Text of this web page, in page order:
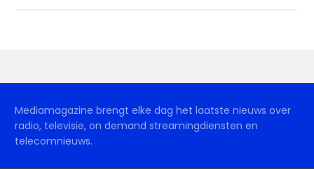
Mediamagazine brengt elke dag het laatste nieuws over
radio, televisie, on demand streamingdiensten en
telecomnieuws.